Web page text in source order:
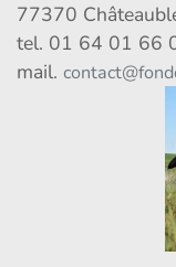
77370
tel. 01 64 01 66
mail.